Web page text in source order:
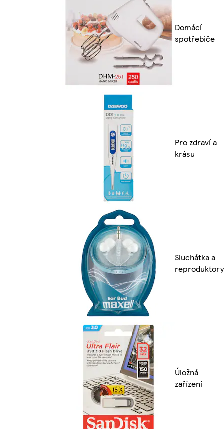
Domácí
spotřebiče
Pro zdraví a
krásu
Sluchátka a
reproduktory
Úložná
zařízení